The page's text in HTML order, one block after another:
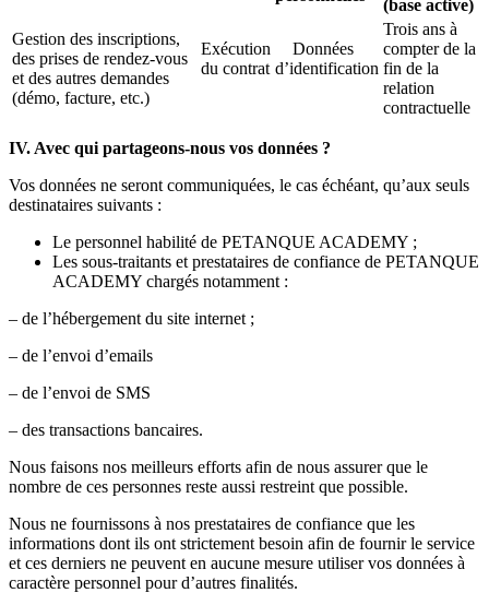
(base active)
Gestion des inscriptions,
des prises de rendez-vous
et des autres demandes
(démo, facture, etc.)
Exécution
du contrat
Données
d’identification
Trois ans à
compter de la
fin de la
relation
contractuelle
IV. Avec qui partageons-nous vos données ?
Vos données ne seront communiquées, le cas échéant, qu’aux seuls
destinataires suivants :
Le personnel habilité de PETANQUE ACADEMY ;
Les sous-traitants et prestataires de confiance de PETANQUE
ACADEMY chargés notamment :
– de l’hébergement du site internet ;
– de l’envoi d’emails
– de l’envoi de SMS
– des transactions bancaires.
Nous faisons nos meilleurs efforts afin de nous assurer que le
nombre de ces personnes reste aussi restreint que possible.
Nous ne fournissons à nos prestataires de confiance que les
informations dont ils ont strictement besoin afin de fournir le service
et ces derniers ne peuvent en aucune mesure utiliser vos données à
caractère personnel pour d’autres finalités.